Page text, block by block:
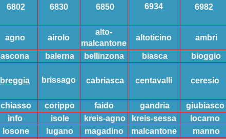
6802 6830 6850 6934 6982
agno airolo
alto-
malcantone
altoticino ambri
ascona balerna bellinzona biasca bioggio
breggia brissago cabriasca centavalli ceresio
chiasso corippo faido gandria
giubiasco
info
isole kreis-agno kreis-sessa
locarno
losone
lugano magadino malcantone manno